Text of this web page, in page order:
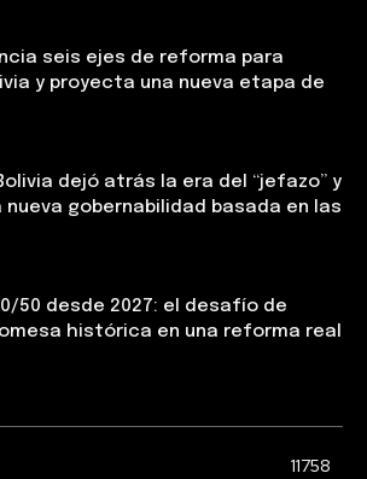
seis ejes de reforma para
y proyecta una nueva etapa de
dejó atrás la era del “jefazo” y
nueva gobernabilidad basada en las
50 desde 2027: el desafío de
histórica en una reforma real
11758